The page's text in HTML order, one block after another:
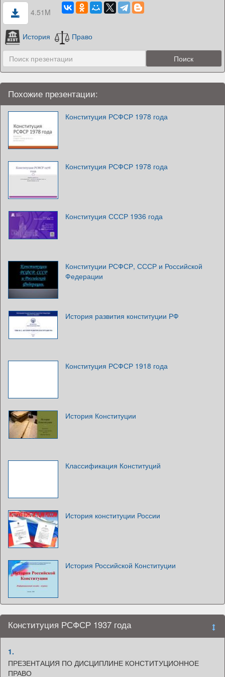
4.51M
История Право
Похожие презентации:
Конституция РСФСР 1978 года
Конституция РСФСР 1978 года
Конституция СССР 1936 года
Конституции РСФСР, СССР и Российской
Федерации
История развития конституции РФ
Конституция РСФСР 1918 года
История Конституции
Классификация Конституций
История конституции России
История Российской Конституции
Конституция РСФСР 1937 года
1.
ПРЕЗЕНТАЦИЯ ПО ДИСЦИПЛИНЕ КОНСТИТУЦИОННОЕ
ПРАВО